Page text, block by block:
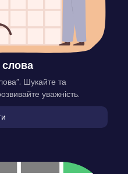
Шукайте та
уважність.